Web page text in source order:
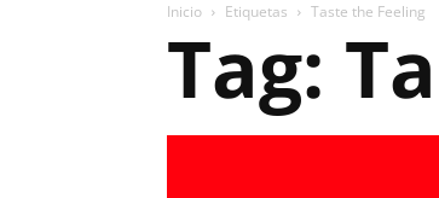
Inicio Etiquetas Taste the Feeling
Tag: